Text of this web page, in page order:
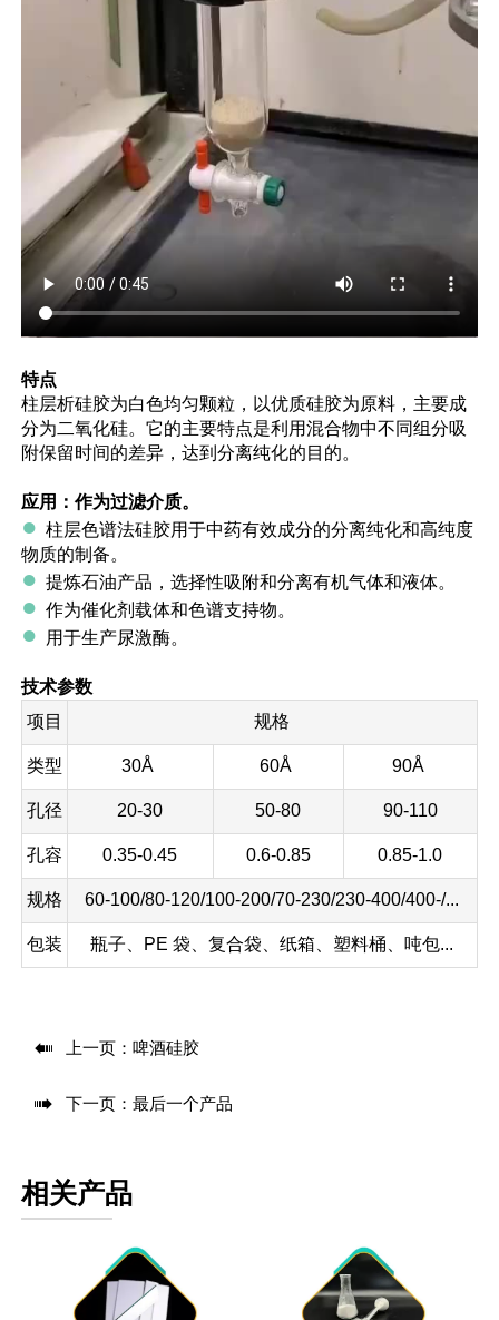
特点
柱层析硅胶为白色均匀颗粒，以优质硅胶为原料，主要成
分为二氧化硅。它的主要特点是利用混合物中不同组分吸
附保留时间的差异，达到分离纯化的目的。
应用：作为过滤介质。
● 柱层色谱法硅胶用于中药有效成分的分离纯化和高纯度
物质的制备。
● 提炼石油产品，选择性吸附和分离有机气体和液体。
● 作为催化剂载体和色谱支持物。
● 用于生产尿激酶。
技术参数
项目
规格
类型 30Å 60Å 90Å
孔径 20-30 50-80 90-110
孔容 0.35-0.45 0.6-0.85 0.85-1.0
规格 60-100/80-120/100-200/70-230/230-400/400-/...
包装 瓶子、PE 袋、复合袋、纸箱、塑料桶、吨包...
 上一页： 啤酒硅胶
 下一页：最后一个产品
相关产品